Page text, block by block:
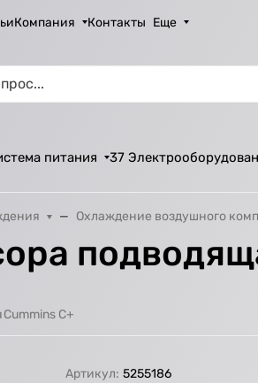
Компания Контакты Еще
питания 37
Охлаждение воздушного
Cummins C+
Артикул: 5255186